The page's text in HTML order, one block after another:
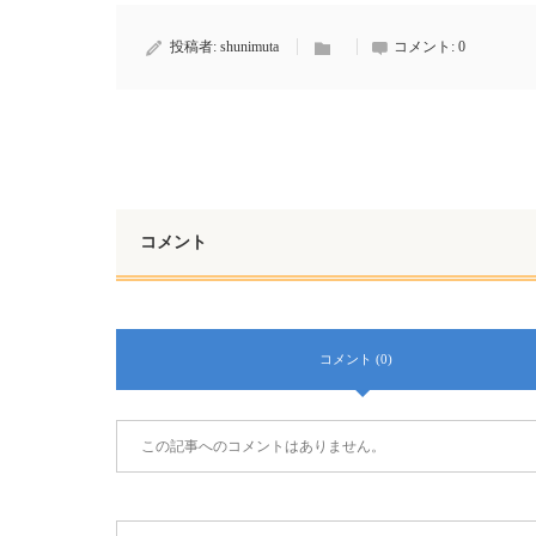
投稿者: shunimuta コメント: 0
コメント
コメント (0)
この記事へのコメントはありません。